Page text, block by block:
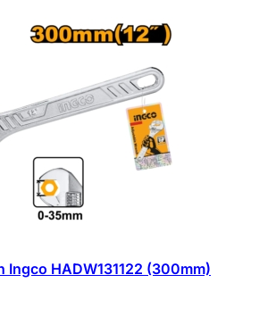
Ingco HADW131122 (300mm)